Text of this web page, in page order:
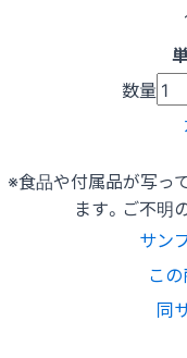
数量
※食品や付属品が写っ
ます。ご不明
サン
こ
同